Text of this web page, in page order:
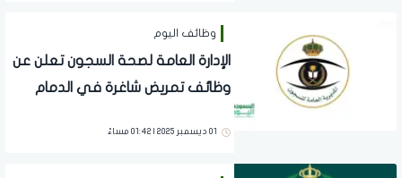
وظائف اليوم
الإدارة العامة لصحة السجون تعلن عن
وظائف تمريض شاغرة في الدمام
01 ديسمبر 2025 | 01:42 مساءً